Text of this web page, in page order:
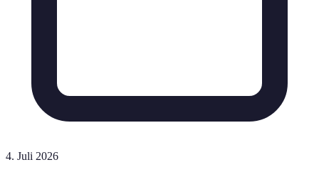
4. Juli 2026